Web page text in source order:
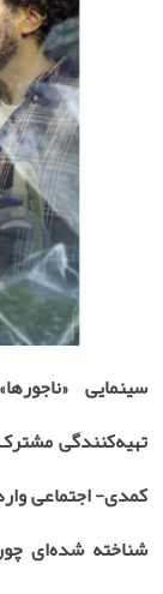
سینمایی
تهیه‌کنندگی
کمدی- اجتماعی
شناخته شده‌ای